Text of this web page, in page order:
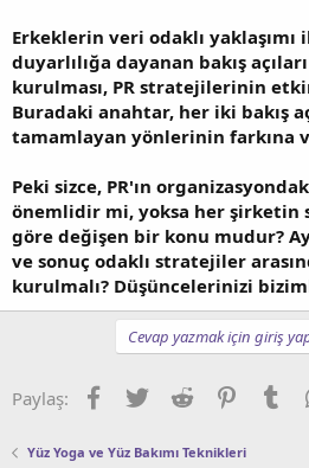
Erkeklerin veri odaklı yaklaşımı
duyarlılığa dayanan bakış
kurulması, PR stratejilerinin
Buradaki anahtar, her iki bakış
tamamlayan yönlerinin farkına
Peki sizce, PR'ın
önemlidir mi, yoksa her şirketin
göre değişen bir konu mudur?
ve sonuç odaklı stratejiler
kurulmalı? Düşüncelerinizi
Cevap yazmak için giriş
Paylaş: Facebook
TwitterReddit Pinterest
Yüz Yoga ve Yüz Bakımı Teknikleri